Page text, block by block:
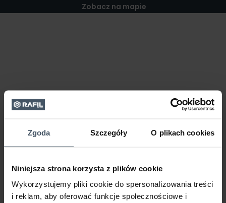
Zgoda Szczegóły O plikach cookies
Niniejsza strona korzysta z plików cookie
Wykorzystujemy pliki cookie do spersonalizowania treści
i reklam, aby oferować funkcje społecznościowe i
Zobacz na mapie